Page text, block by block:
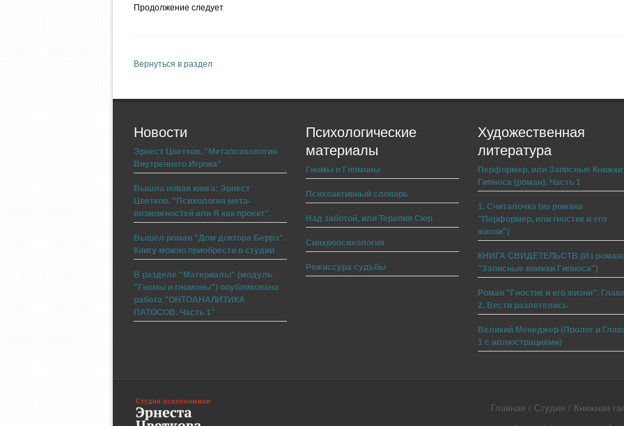
Продолжение следует
Вернуться в раздел
Новости
Эрнест Цветков. "Метапсихология
Внутреннего Игрока"
Вышла новая книга: Эрнест
Цветков. "Психология мета-
возможностей или Я как проект".
Вышел роман "Дом доктора Беррэ".
Книгу можно приобрести в студии
В разделе "Материалы" (модуль
"Гномы и гномоны") опубликована
работа "ОНТОАНАЛИТИКА
ПАТОСОВ. Часть 1"
Психологические
материалы
Гномы и Гномоны
Психоактивный словарь
Над заботой, или Терапия Сюр
Синхропсихология
Режиссура судьбы
Художественная
литература
Перформер, или Записные Книжки
Гипноса (роман). Часть 1
1. Считалочка (из романа
"Перформер, или гностик и его
жизни")
КНИГА СВИДЕТЕЛЬСТВ (Из
"Записные книжки Гипноса")
Роман "Гностик и его жизни".
2. Вести разлетелись
Великий Менеджер (Пролог и
1 с иллюстрациями)
Главная Студия Книжная